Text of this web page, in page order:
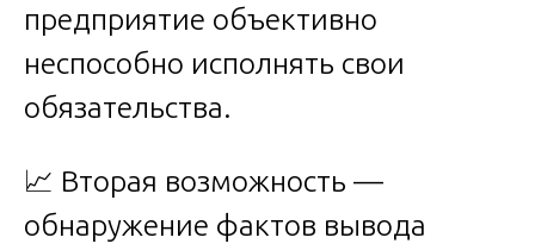
предприятие объективно
неспособно исполнять свои
обязательства.
📈 Вторая возможность —
обнаружение фактов вывода